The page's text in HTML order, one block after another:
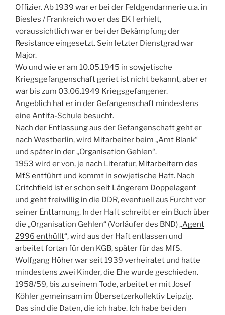
Offizier. Ab 1939 war er bei der Feldgendarmerie u.a. in
Biesles / Frankreich wo er das EK I erhielt,
voraussichtlich war er bei der Bekämpfung der
Resistance eingesetzt. Sein letzter Dienstgrad war
Major.
Wo und wie er am 10.05.1945 in sowjetische
Kriegsgefangenschaft geriet ist nicht bekannt, aber er
war bis zum 03.06.1949 Kriegsgefangener.
Angeblich hat er in der Gefangenschaft mindestens
eine Antifa-Schule besucht.
Nach der Entlassung aus der Gefangenschaft geht er
nach Westberlin, wird Mitarbeiter beim „Amt Blank“
und später in der „Organisation Gehlen“.
1953 wird er von, je nach Literatur, Mitarbeitern des
MfS entführt und kommt in sowjetische Haft. Nach
Critchfield ist er schon seit Längerem Doppelagent
und geht freiwillig in die DDR, eventuell aus Furcht vor
seiner Enttarnung. In der Haft schreibt er ein Buch über
die „Organisation Gehlen“ (Vorläufer des BND) „Agent
2996 enthüllt“, wird aus der Haft entlassen und
arbeitet fortan für den KGB, später für das MfS.
Wolfgang Höher war seit 1939 verheiratet und hatte
mindestens zwei Kinder, die Ehe wurde geschieden.
1958/59, bis zu seinem Tode, arbeitet er mit Josef
Köhler gemeinsam im Übersetzerkollektiv Leipzig.
Das sind die Daten, die ich habe. Ich habe bei den